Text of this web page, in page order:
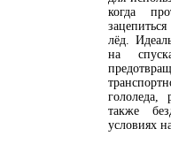
когда
лёд.
на
гололеда,
также
условиях